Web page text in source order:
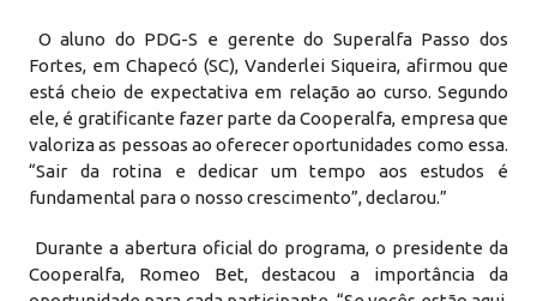
O aluno do PDG-S e gerente do Superalfa Passo dos
Fortes, em Chapecó (SC), Vanderlei Siqueira, afirmou que
está cheio de expectativa em relação ao curso. Segundo
ele, é gratificante fazer parte da Cooperalfa, empresa que
valoriza as pessoas ao oferecer oportunidades como essa.
“Sair da rotina e dedicar um tempo aos estudos é
fundamental para o nosso crescimento”, declarou.”
Durante a abertura oficial do programa, o presidente da
Cooperalfa, Romeo Bet, destacou a importância da